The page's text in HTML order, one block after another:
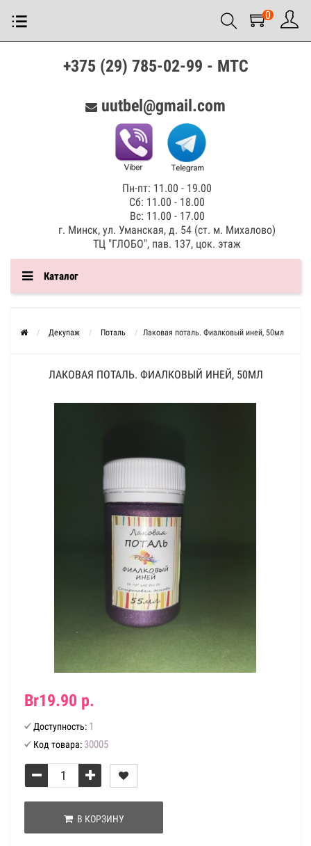
0
+375 (29) 785-02-99 - МТС
uutbel@gmail.com
Пн-пт: 11.00 - 19.00
Сб: 11.00 - 18.00
Вс: 11.00 - 17.00
г. Минск, ул. Уманская, д. 54 (ст. м. Михалово)
ТЦ "ГЛОБО", пав. 137, цок. этаж
Каталог
Декупаж Поталь Лаковая поталь. Фиалковый иней, 50мл
ЛАКОВАЯ ПОТАЛЬ. ФИАЛКОВЫЙ ИНЕЙ, 50МЛ
Br19.90 р.
Доступность: 1
Код товара: 30005
В КОРЗИНУ